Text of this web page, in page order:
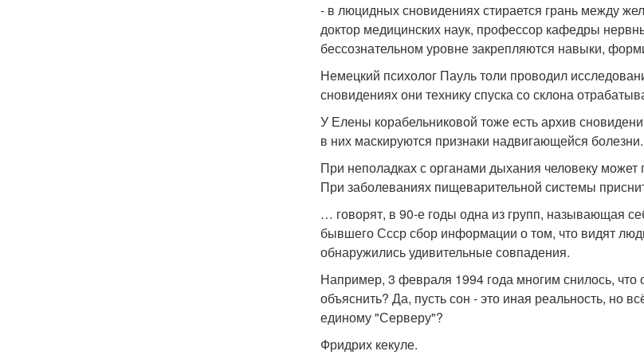
- в люцидных сновидениях стирается грань между
доктор медицинских наук, профессор кафедры
бессознательном уровне закрепляются навыки,
Немецкий психолог Пауль толи проводил
сновидениях они технику спуска со склона
У Елены корабельниковой тоже есть архив
в них маскируются признаки надвигающейся болезни.
При неполадках с органами дыхания человеку может
При заболеваниях пищеварительной системы
… говорят, в 90-е годы одна из групп, называющая
бывшего Ссср сбор информации о том, что видят
обнаружились удивительные совпадения.
Например, 3 февраля 1994 года многим снилось, что
объяснить? Да, пусть сон - это иная реальность, но
единому "Серверу"?
Фридрих кекуле.